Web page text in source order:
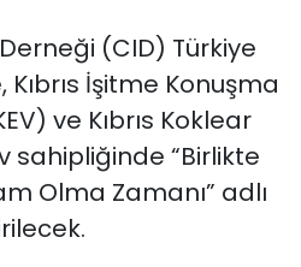
(CID) Türkiye
Kıbrıs İşitme Konuşma
ve Kıbrıs Koklear
sahipliğinde “Birlikte
Olma Zamanı” adlı